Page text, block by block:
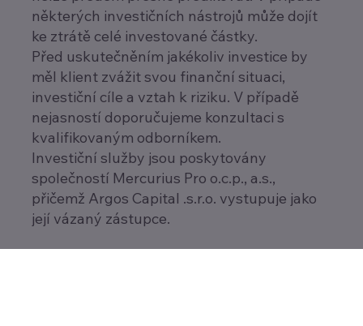
některých investičních nástrojů může dojít
ke ztrátě celé investované částky.
Před uskutečněním jakékoliv investice by
měl klient zvážit svou finanční situaci,
investiční cíle a vztah k riziku. V případě
nejasností doporučujeme konzultaci s
kvalifikovaným odborníkem.
Investiční služby jsou poskytovány
společností Mercurius Pro o.c.p., a.s.,
přičemž Argos Capital .s.r.o. vystupuje jako
její vázaný zástupce.